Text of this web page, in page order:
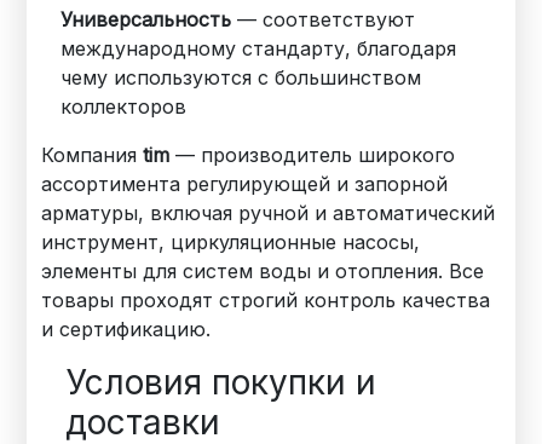
Универсальность — соответствуют
международному стандарту, благодаря
чему используются с большинством
коллекторов
Компанияtim — производитель широкого
ассортимента регулирующей и запорной
арматуры, включая ручной и автоматический
инструмент, циркуляционные насосы,
элементы для систем воды и отопления. Все
товары проходят строгий контроль качества
и сертификацию.
Условия покупки и
доставки